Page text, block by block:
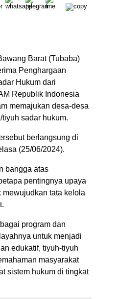
Barat (Tubaba)
Penghargaan
Hukum dari
Republik Indonesia
memajukan desa-desa
sadar hukum.
berlangsung di
(25/06/2024).
bangga atas
pentingnya upaya
mewujudkan tata kelola
program dan
untuk menjadi
edukatif, tiyuh-tiyuh
masyarakat
sistem hukum di tingkat